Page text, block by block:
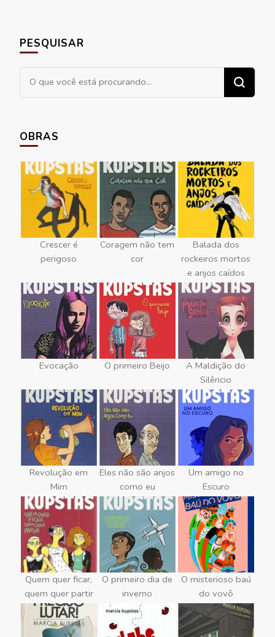
PESQUISAR
Procurando
algo?
OBRAS
Crescer é
perigoso
Coragem não tem
cor
Balada dos
rockeiros mortos
e anjos caídos
Evocação O primeiro Beijo
A Maldição do
Silêncio
Revolução em
Mim
Eles não são anjos
como eu
Um amigo no
Escuro
Quem quer ficar,
quem quer partir
O primeiro dia de
inverno
O misterioso baú
do vovô